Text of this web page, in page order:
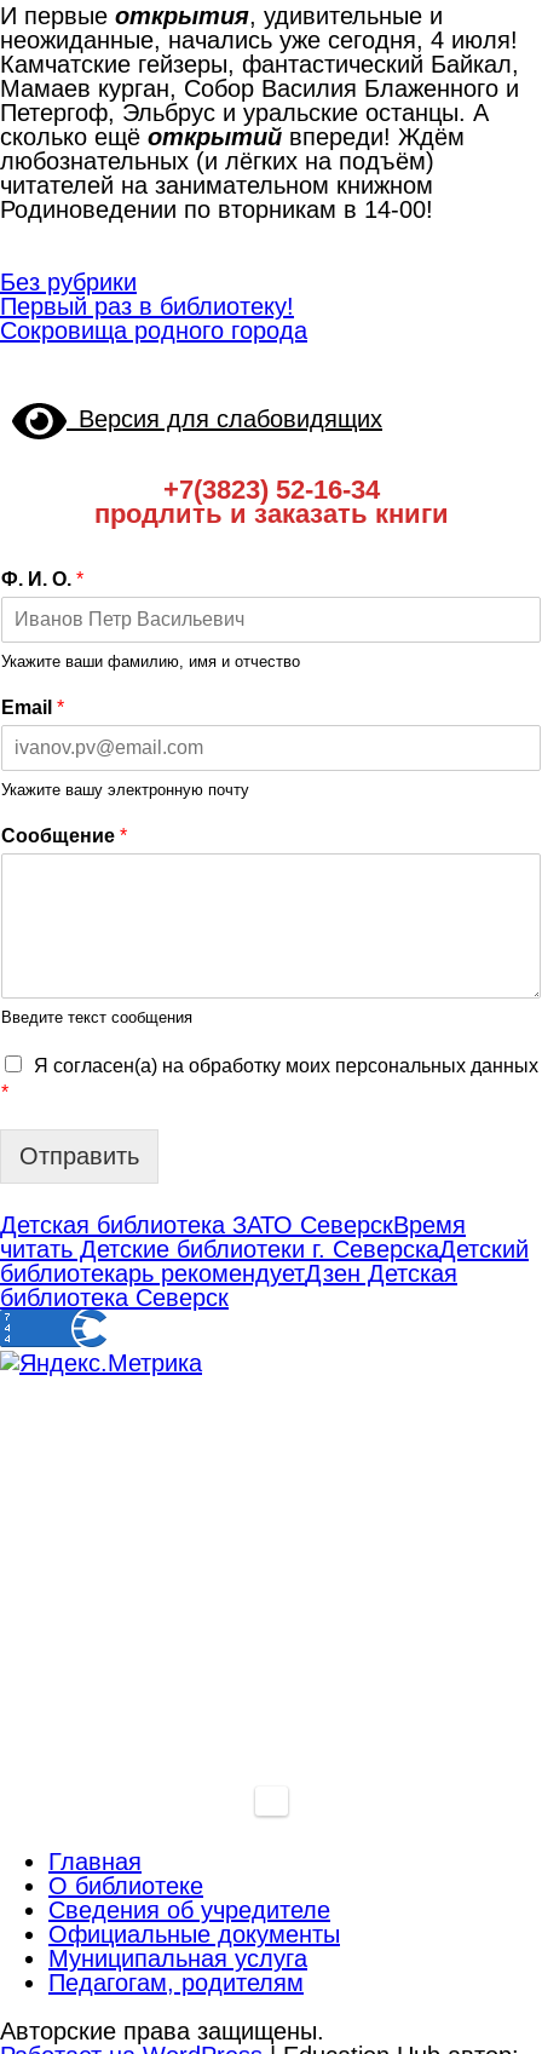
И первые открытия, удивительные и
неожиданные, начались уже сегодня, 4 июля!
Камчатские гейзеры, фантастический Байкал,
Мамаев курган, Собор Василия Блаженного и
Петергоф, Эльбрус и уральские останцы. А
сколько ещё открытий впереди! Ждём
любознательных (и лёгких на подъём)
читателей на занимательном книжном
Родиноведении по вторникам в 14-00!
Без рубрики
Навигация
по
записям
Первый раз в библиотеку!
Сокровища родного города
Версия для слабовидящих
+7(3823) 52-16-34
продлить и заказать книги
Ф. И. О. *
Укажите ваши фамилию, имя и отчество
Email *
Укажите вашу электронную почту
Сообщение *
Введите текст сообщения
Я согласен(а) на обработку моих персональных данных
*
Отправить
Детская библиотека ЗАТО СеверскВремя
читать Детские библиотеки г. СеверскаДетский
библиотекарь рекомендуетДзен Детская
библиотека Северск
Главная
О библиотеке
Сведения об учредителе
Официальные документы
Муниципальная услуга
Педагогам, родителям
Авторские права защищены.